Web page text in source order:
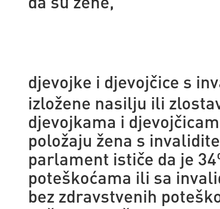
djevojke i djevojčice s
izložene nasilju ili
djevojkama i
položaju žena s
parlament ističe da je
poteškoćama ili sa
bez zdravstvenih